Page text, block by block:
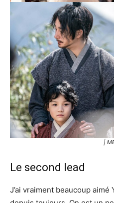
|
Le second lead
J’ai vraiment beaucoup aimé